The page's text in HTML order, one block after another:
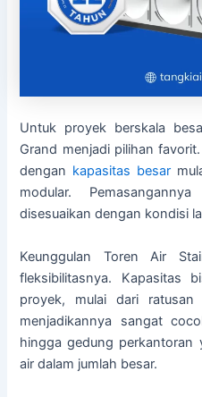
Untuk proyek berskala
Grand menjadi pilihan
dengan kapasitas besar
modular.
disesuaikan dengan kondisi
Keunggulan Toren Air
fleksibilitasnya. Kapasitas
proyek, mulai dari
menjadikannya sangat
hingga gedung perkantoran
air dalam jumlah besar.